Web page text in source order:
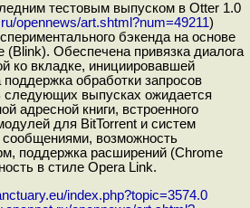
тестовым выпуском в Otter 1.0
opennews/art.shtml?num=49211)
бэкенда на основе
(Blink). Обеспечена привязка диалога
ко вкладке, инициировавшей
поддержка обработки запросов
следующих выпусках ожидается
адресной книги, встроенного
для BitTorrent и систем
сообщениями, возможность
поддержка расширений (Chrome
в стиле Opera Link.
index.php?topic=3574.0